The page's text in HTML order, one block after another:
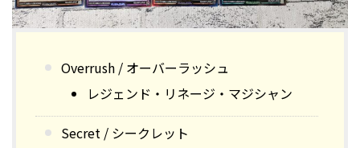
Overrush / オーバーラッシュ
レジェンド・リネージ・マジシャン
Secret / シークレット